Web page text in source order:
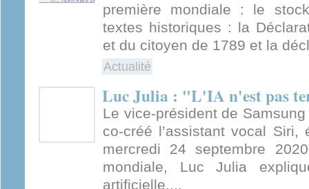
première mondiale : le
textes historiques : la
et du citoyen de 1789 et la
Actualité
Luc Julia : "L'IA n'est pas
Le vice-président de
co-créé l’assistant vocal
mercredi 24 septembre
mondiale, Luc Julia
artificielle,...